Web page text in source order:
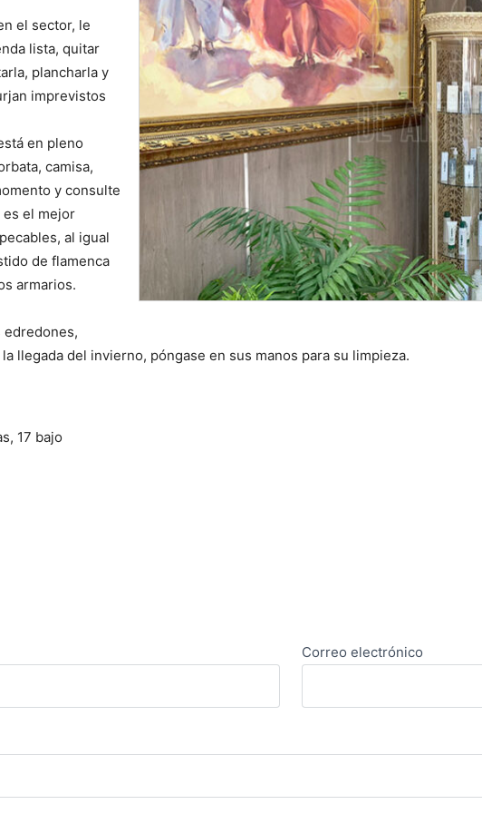
el sector, le
lista, quitar
plancharla y
imprevistos
en pleno
camisa,
y consulte
es el mejor
al igual
de flamenca
armarios.
edredones,
llegada del invierno, póngase en sus manos para su limpieza.
17 bajo
Correo electrónico